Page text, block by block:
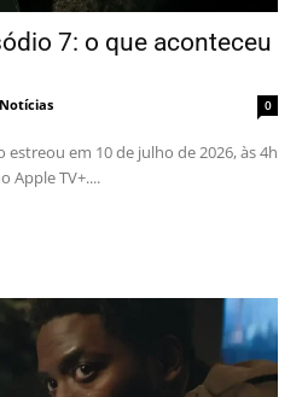
7: o que aconteceu
0
em 10 de julho de 2026, às 4h
Apple TV+....